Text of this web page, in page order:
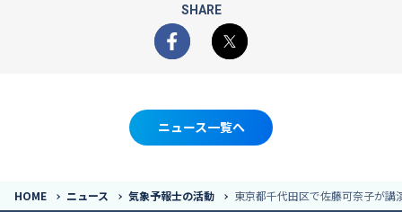
SHARE
Facebook
X
ニュース一覧へ
HOME ニュース 気象予報士の活動 東京都千代田区で佐藤可奈子が講